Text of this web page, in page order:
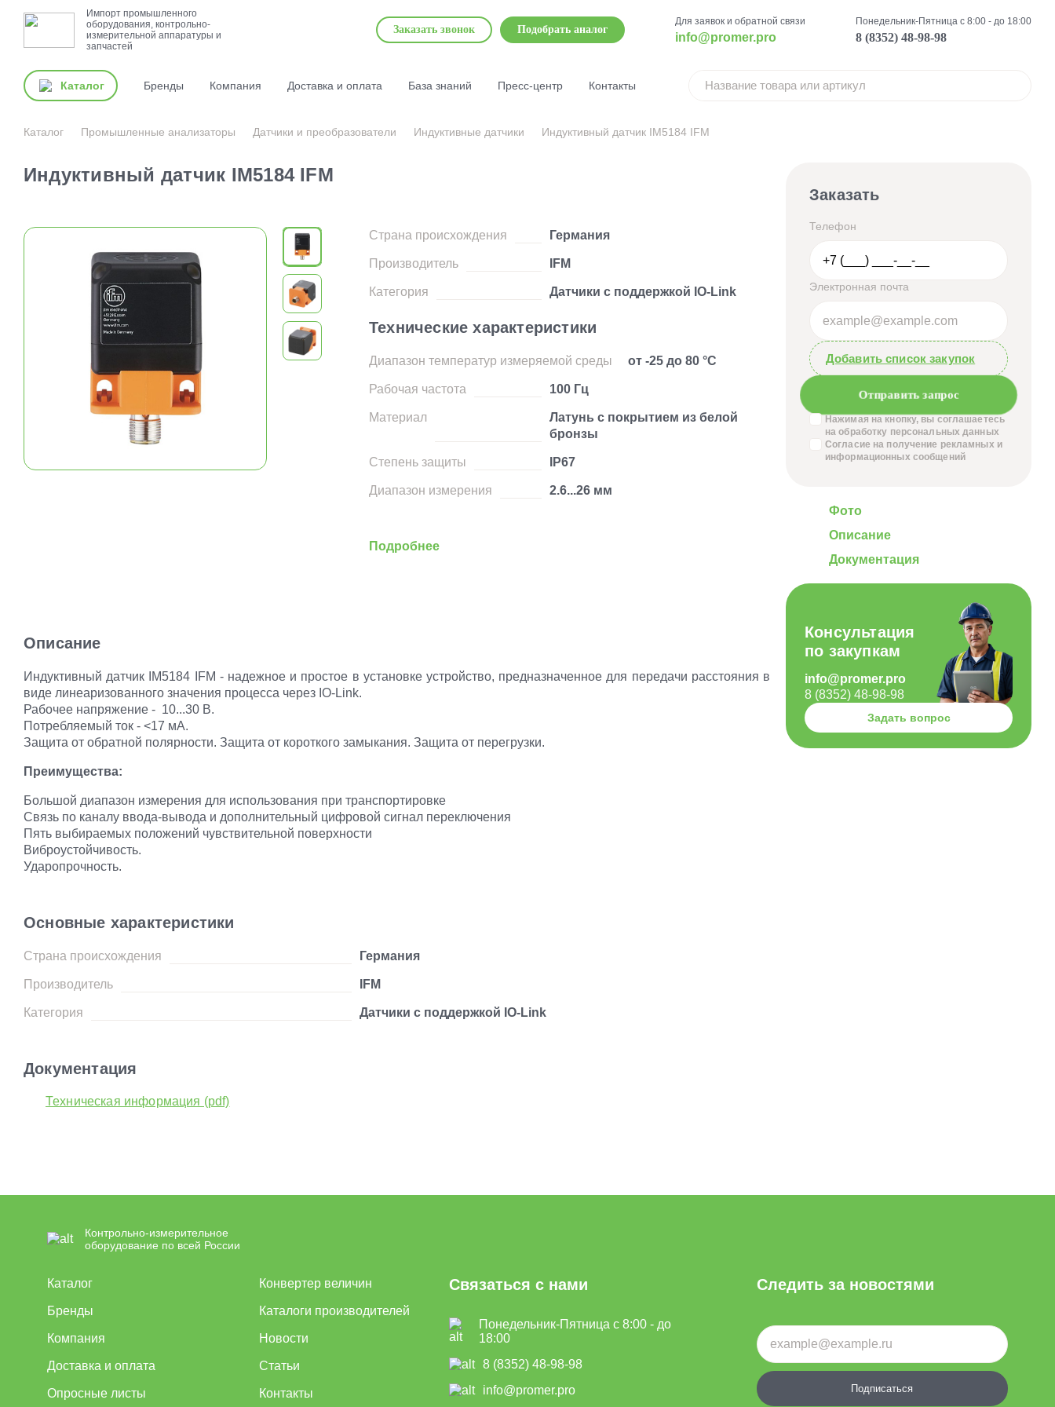
Импорт промышленного
оборудования, контрольно-
измерительной аппаратуры и
запчастей
Заказать звонок Подобрать аналог
Для заявок и обратной связи
info@promer.pro
Понедельник-Пятница с 8:00 - до 18:00
8 (8352) 48-98-98
Каталог Бренды Компания Доставка и оплата База знаний Пресс-центр Контакты
Каталог Промышленные анализаторы Датчики и преобразователи Индуктивные датчики Индуктивный датчик IM5184 IFM
Индуктивный датчик IM5184 IFM
Страна происхождения Германия
Производитель IFM
Категория Датчики с поддержкой IO-Link
Технические характеристики
Диапазон температур измеряемой среды от -25 до 80 °C
Рабочая частота 100 Гц
Материал
Латунь с покрытием из белой
бронзы
Степень защиты IP67
Диапазон измерения 2.6...26 мм
Подробнее
Описание
Индуктивный датчик IM5184 IFM - надежное и простое в установке устройство, предназначенное для передачи расстояния в
виде линеаризованного значения процесса через IO-Link.
Рабочее напряжение - 10...30 В.
Потребляемый ток - <17 мА.
Защита от обратной полярности. Защита от короткого замыкания. Защита от перегрузки.
Преимущества:
Большой диапазон измерения для использования при транспортировке
Связь по каналу ввода-вывода и дополнительный цифровой сигнал переключения
Пять выбираемых положений чувствительной поверхности
Виброустойчивость.
Ударопрочность.
Основные характеристики
Страна происхождения Германия
Производитель IFM
Категория Датчики с поддержкой IO-Link
Документация
Техническая информация (pdf)
Заказать
Телефон
Электронная почта
Добавить список закупок
Отправить запрос
Нажимая на кнопку, вы соглашаетесь
на обработку персональных данных
Согласие на получение рекламных и
информационных сообщений
Фото
Описание
Документация
Консультация
по закупкам
info@promer.pro
8 (8352) 48-98-98
Задать вопрос
Контрольно-измерительное
оборудование по всей России
Каталог
Бренды
Компания
Доставка и оплата
Опросные листы
Конвертер величин
Каталоги производителей
Новости
Статьи
Контакты
Связаться с нами
Понедельник-Пятница с 8:00 - до
18:00
8 (8352) 48-98-98
info@promer.pro
Следить за новостями
Подписаться